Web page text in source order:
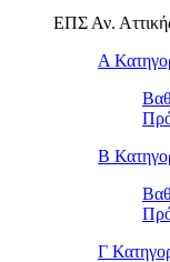
ΕΠΣ Αν.
Α
Β
Γ